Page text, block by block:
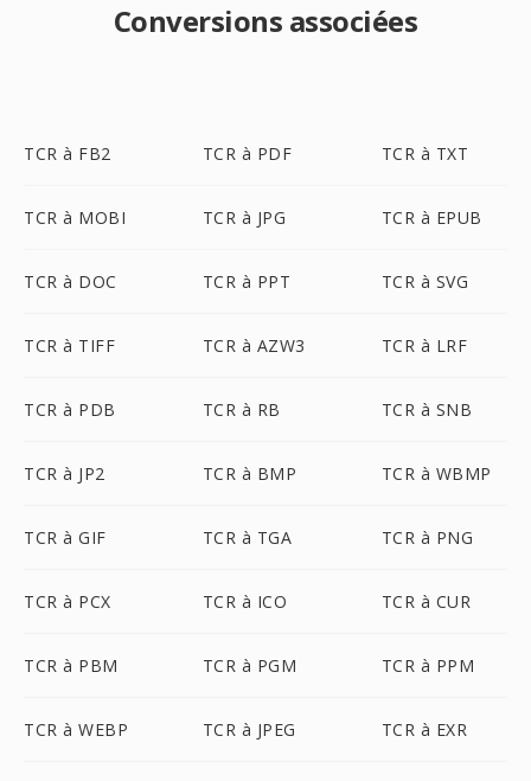
Conversions associées
TCR à FB2 TCR à PDF TCR à TXT
TCR à MOBI TCR à JPG TCR à EPUB
TCR à DOC TCR à PPT TCR à SVG
TCR à TIFF TCR à AZW3 TCR à LRF
TCR à PDB TCR à RB TCR à SNB
TCR à JP2 TCR à BMP TCR à WBMP
TCR à GIF TCR à TGA TCR à PNG
TCR à PCX TCR à ICO TCR à CUR
TCR à PBM TCR à PGM TCR à PPM
TCR à WEBP TCR à JPEG TCR à EXR